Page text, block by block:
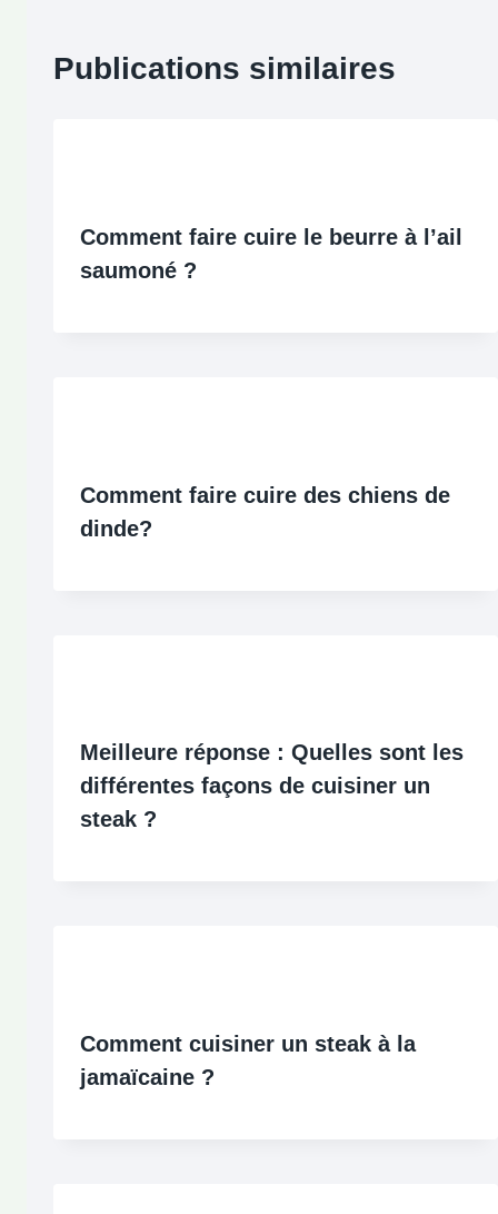
Publications similaires
Comment faire cuire le beurre à l’ail
saumoné ?
Comment faire cuire des chiens de
dinde?
Meilleure réponse : Quelles sont les
différentes façons de cuisiner un
steak ?
Comment cuisiner un steak à la
jamaïcaine ?